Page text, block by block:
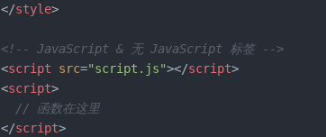
</style>
<!-- JavaScript & 无 JavaScript 标签 -->
<script src="script.js"></script>
<script>
// 函数在这里
</script>